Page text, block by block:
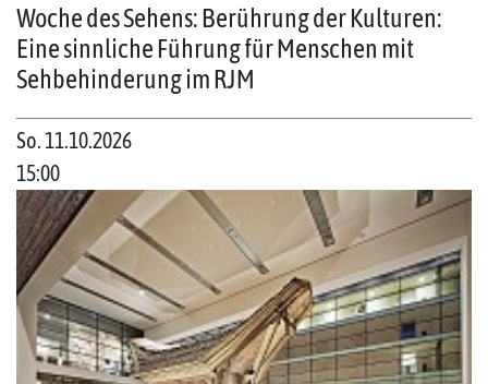
Woche des Sehens: Berührung der Kulturen:
Eine sinnliche Führung für Menschen mit
Sehbehinderung im RJM
So. 11.10.2026
15:00